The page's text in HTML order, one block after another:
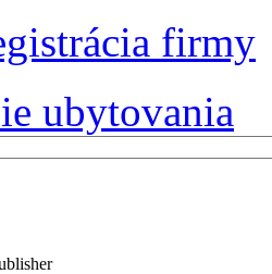
firmy
ubytovania